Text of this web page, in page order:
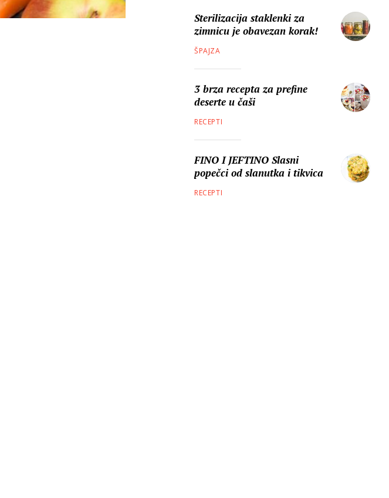
Sterilizacija staklenki za
zimnicu je obavezan korak!
ŠPAJZA
3 brza recepta za prefine
deserte u čaši
RECEPTI
FINO I JEFTINO Slasni
popečci od slanutka i tikvica
RECEPTI